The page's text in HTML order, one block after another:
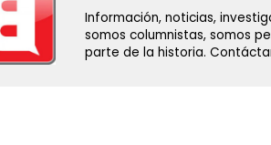
Información, noticias,
somos columnistas, somos
parte de la historia.